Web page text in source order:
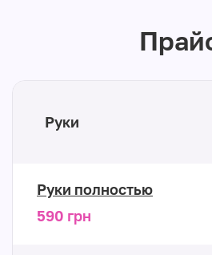
Руки
Руки полностью
590 грн